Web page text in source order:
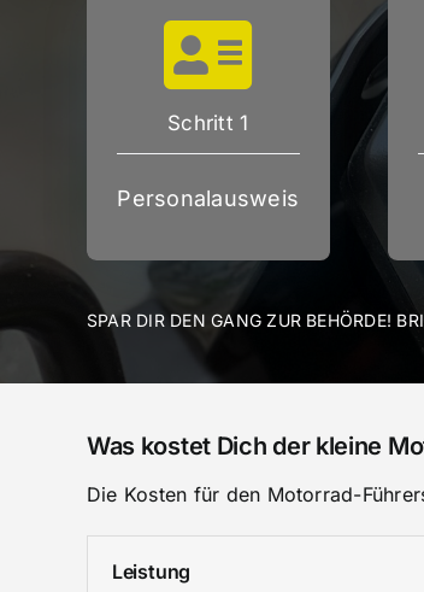
Schritt 1
Personalausweis
SPAR DIR DEN GANG ZUR BEHÖRDE!
Was kostet Dich der kleine
Die Kosten für den Motorrad-
Leistung